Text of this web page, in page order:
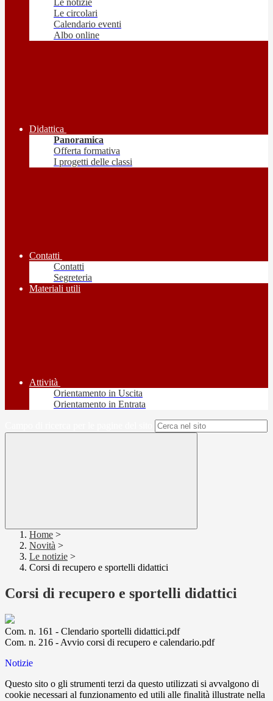
Le notizie
Le circolari
Calendario eventi
Albo online
Didattica
Panoramica
Offerta formativa
I progetti delle classi
Contatti
Contatti
Segreteria
Materiali utili
Attività
Orientamento in Uscita
Orientamento in Entrata
Home >
Novità >
Le notizie >
Corsi di recupero e sportelli didattici
Corsi di recupero e sportelli didattici
Com. n. 161 - Clendario sportelli didattici.pdf
Com. n. 216 - Avvio corsi di recupero e calendario.pdf
Notizie
Questo sito o gli strumenti terzi da questo utilizzati si avvalgono di
cookie necessari al funzionamento ed utili alle finalità illustrate nella